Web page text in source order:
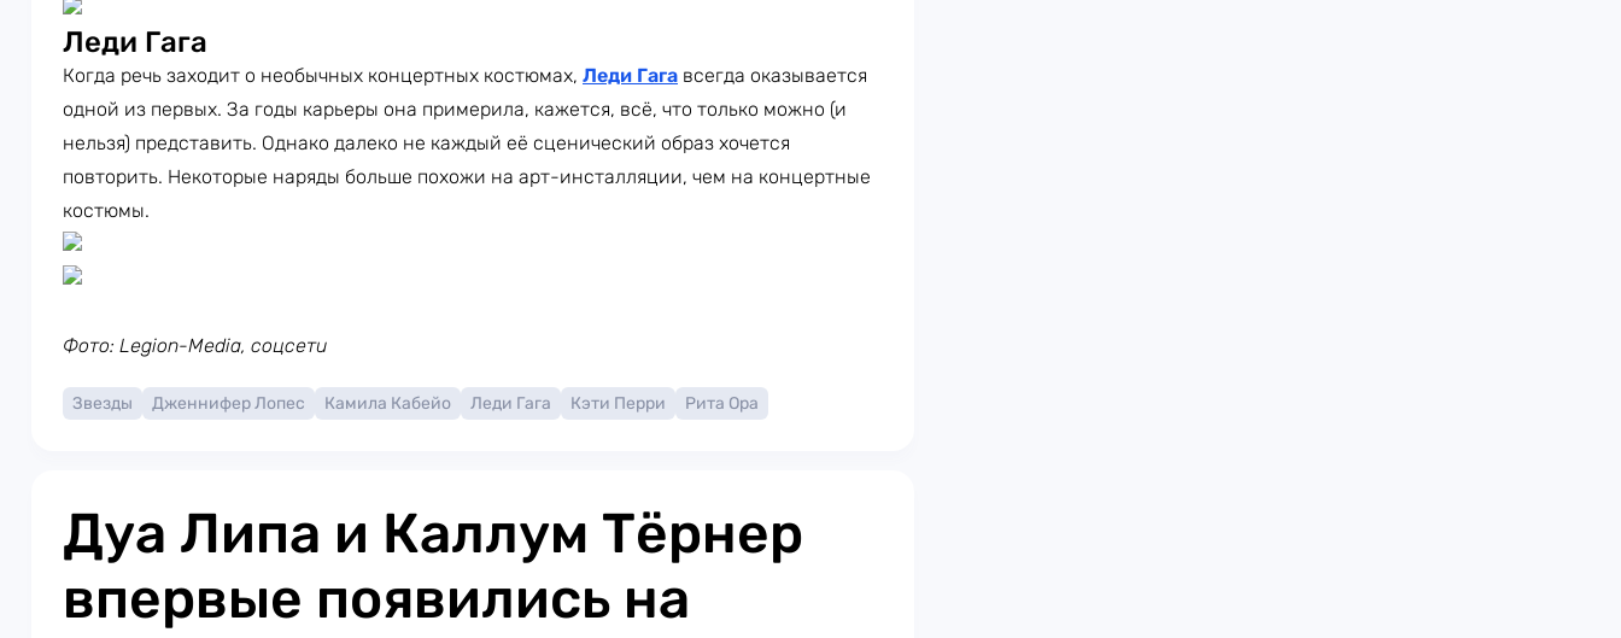
Леди Гага
Когда речь заходит о необычных концертных костюмах, Леди Гага всегда оказывается
одной из первых. За годы карьеры она примерила, кажется, всё, что только можно (и
нельзя) представить. Однако далеко не каждый её сценический образ хочется
повторить. Некоторые наряды больше похожи на арт-инсталляции, чем на концертные
костюмы.
Фото: Legion-Media, соцсети
Звезды Дженнифер Лопес Камила Кабейо Леди Гага Кэти Перри Рита Ора
Дуа Липа и Каллум Тёрнер
впервые появились на